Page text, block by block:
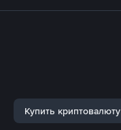
Купить криптовалюту